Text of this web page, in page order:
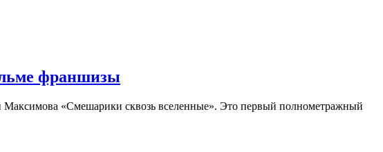
франшизы
«Смешарики сквозь вселенные». Это первый полнометражный